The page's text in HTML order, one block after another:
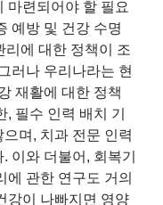
마련되어야 할 필요
예방 및 건강 수명
리에 대한 정책이 조
러나 우리나라는 현
재활에 대한 정책
필수 인력 배치 기
며, 치과 전문 인력
이와 더불어, 회복기
에 관한 연구도 거의
강이 나빠지면 영양